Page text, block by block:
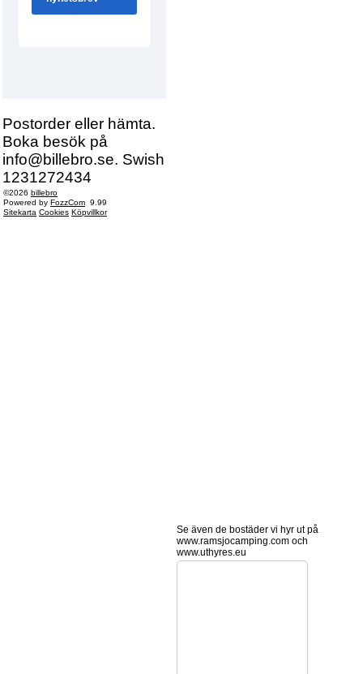
Postorder eller hämta.
Boka besök på
info@billebro.se. Swish
1231272434
©2026 billebro
Powered by FozzCom 9.99
Sitekarta Cookies Köpvillkor
Se även de bostäder vi hyr ut på
www.ramsjocamping.com och
www.uthyres.eu